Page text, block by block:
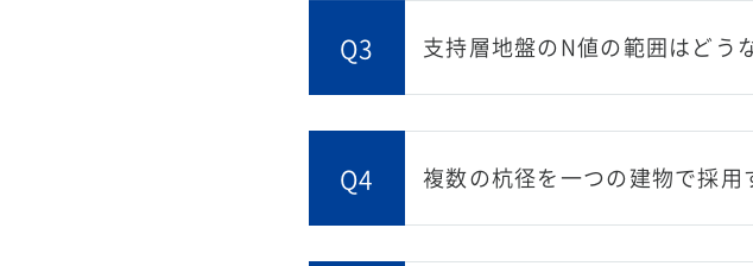
Q3 支持層地盤のN値の範囲はどう
Q4 複数の杭径を一つの建物で採用